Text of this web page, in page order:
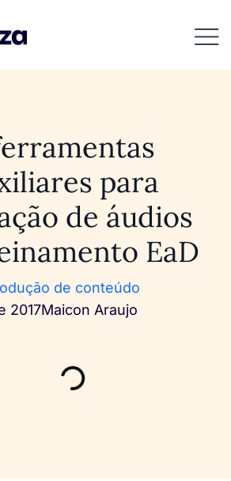
para
de áudios
EaD
de conteúdo
2017Maicon Araujo